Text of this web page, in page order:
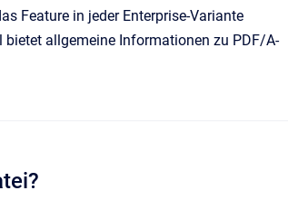
Feature in jeder Enterprise-Variante
allgemeine Informationen zu PDF/A-